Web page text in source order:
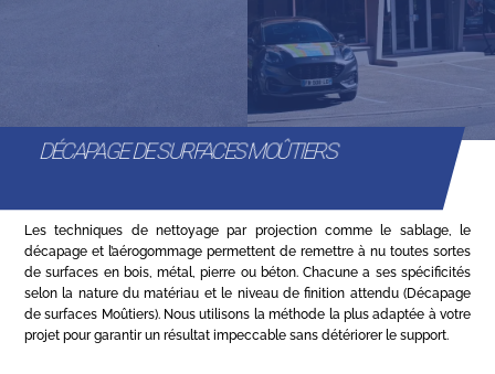
DÉCAPAGE DE SURFACES MOÛTIERS
Les techniques de nettoyage par projection comme le sablage, le
décapage et l’aérogommage permettent de remettre à nu toutes sortes
de surfaces en bois, métal, pierre ou béton. Chacune a ses spécificités
selon la nature du matériau et le niveau de finition attendu (Décapage
de surfaces Moûtiers). Nous utilisons la méthode la plus adaptée à votre
projet pour garantir un résultat impeccable sans détériorer le support.